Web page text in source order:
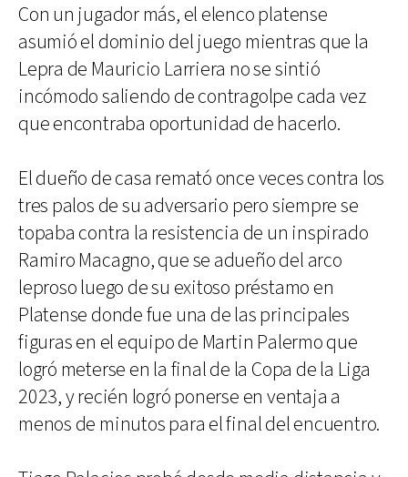
Con un jugador más, el elenco platense
asumió el dominio del juego mientras que la
Lepra de Mauricio Larriera no se sintió
incómodo saliendo de contragolpe cada vez
que encontraba oportunidad de hacerlo.
El dueño de casa remató once veces contra los
tres palos de su adversario pero siempre se
topaba contra la resistencia de un inspirado
Ramiro Macagno, que se adueño del arco
leproso luego de su exitoso préstamo en
Platense donde fue una de las principales
figuras en el equipo de Martin Palermo que
logró meterse en la final de la Copa de la Liga
2023, y recién logró ponerse en ventaja a
menos de minutos para el final del encuentro.